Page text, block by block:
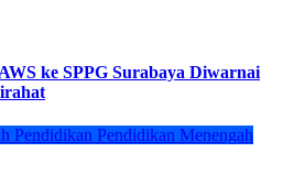
ke SPPG Surabaya Diwarnai
Pendidikan Pendidikan Menengah